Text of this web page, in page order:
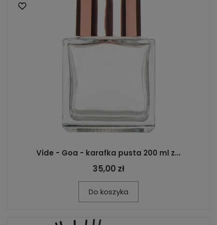
Vide - Goa - karafka pusta 200 ml z...
35,00 zł
Do koszyka